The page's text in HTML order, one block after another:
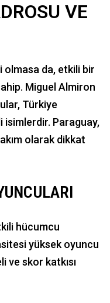
VE
olmasa da, etkili bir
Miguel Almiron
Türkiye
isimlerdir. Paraguay,
olarak dikkat
hücumcu
yüksek oyuncu
ve skor katkısı